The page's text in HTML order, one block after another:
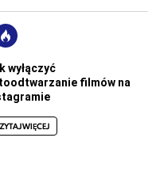
wyłączyć
filmów na
WIĘCEJ